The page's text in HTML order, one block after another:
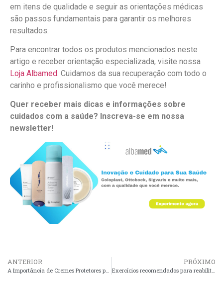
em itens de qualidade e seguir as orientações médicas
são passos fundamentais para garantir os melhores
resultados.
Para encontrar todos os produtos mencionados neste
artigo e receber orientação especializada, visite nossa
Loja Albamed. Cuidamos da sua recuperação com todo o
carinho e profissionalismo que você merece!
Quer receber mais dicas e informações sobre
cuidados com a saúde? Inscreva-se em nossa
newsletter!
ANTERIOR
A Importância de Cremes Protetores para Pacientes com Incontinência
PRÓXIMO
Exercícios recomendados para reabilitação com prótese Ottobock